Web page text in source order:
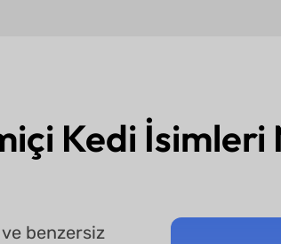
Kedi İsimleri
benzersiz